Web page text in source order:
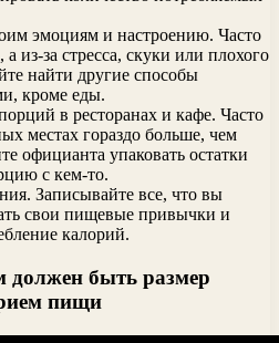
эмоциям и настроению. Часто
из-за стресса, скуки или плохого
найти другие способы
кроме еды.
в ресторанах и кафе. Часто
местах гораздо больше, чем
официанта упаковать остатки
с кем-то.
Записывайте все, что вы
свои пищевые привычки и
калорий.
быть размер
пищи